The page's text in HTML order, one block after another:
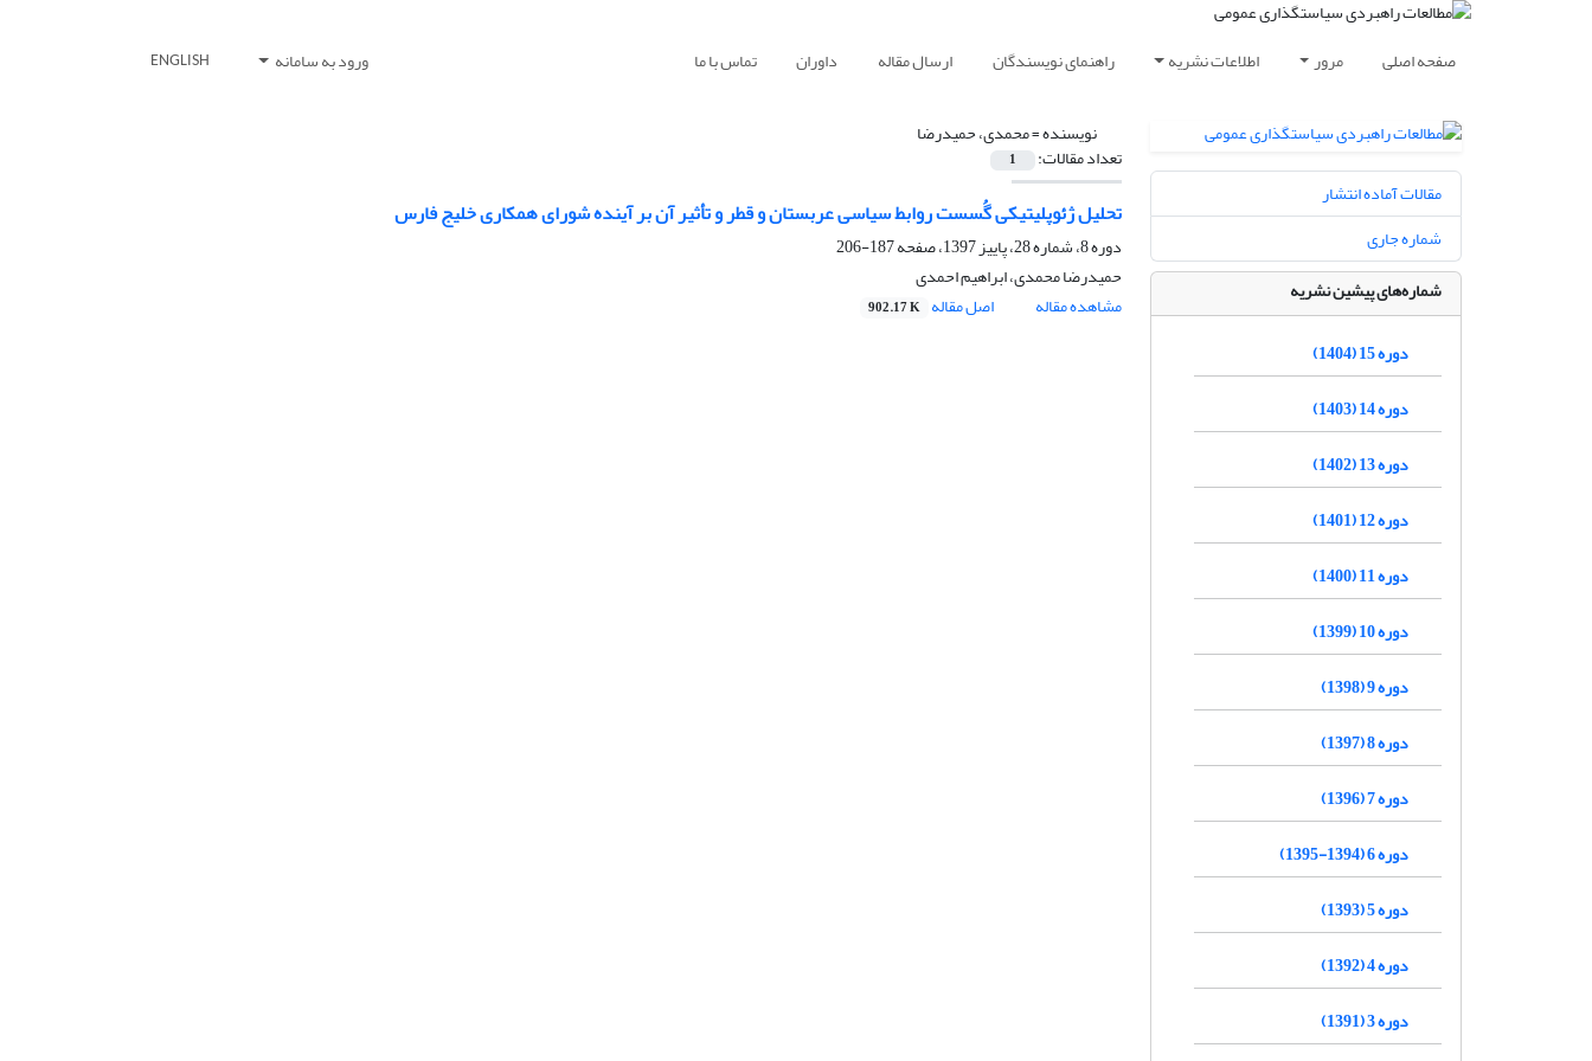
صفحه اصلی مرور اطلاعات نشریه راهنمای نویسندگان ارسال مقاله داوران تماس با ما ورود به سامانه ENGLISH
نویسنده =محمدی، حمیدرضا
تعداد مقالات: 1
تحلیل ژئوپلیتیکی گُسست روابط سیاسی عربستان و قطر و تأثیر آن بر آینده شورای همکاری خلیج فارس
دوره 8، شماره 28، پاییز 1397، صفحه
187-206
حمیدرضا محمدی، ابراهیم احمدی
مشاهده مقاله
اصل مقاله 902.17 K
مقالات آماده انتشار
شماره جاری
شماره‌های پیشین نشریه
دوره 15 (1404)
دوره 14 (1403)
دوره 13 (1402)
دوره 12 (1401)
دوره 11 (1400)
دوره 10 (1399)
دوره 9 (1398)
دوره 8 (1397)
دوره 7 (1396)
دوره 6 (1394-1395)
دوره 5 (1393)
دوره 4 (1392)
دوره 3 (1391)